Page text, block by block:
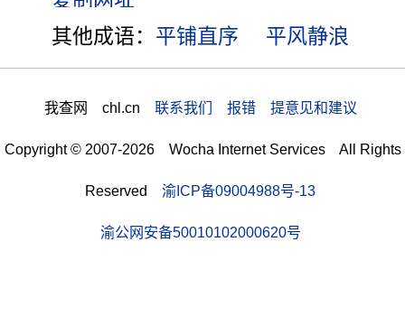
其他成语： 平铺直序 平风静浪
我查网 chl.cn 联系我们 报错 提意见和建议
Copyright © 2007-2026 Wocha Internet Services All Rights
Reserved 渝ICP备09004988号-13
渝公网安备50010102000620号